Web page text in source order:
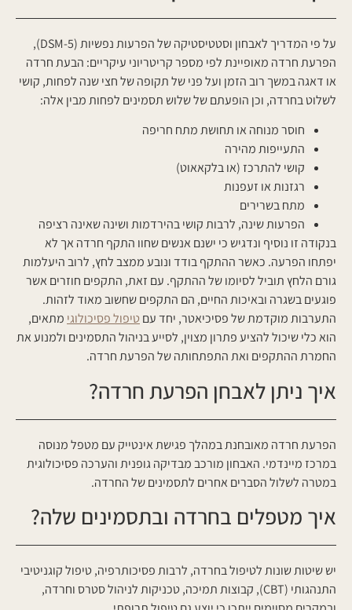
על פי המדריך לאבחון וסטטיסטיקה של הפרעות נפשיות (DSM-5),
הפרעת חרדה מאופיינת לפי מספר קריטריוני עיקריים: הבעת חרדה
או דאגה במשך רוב הזמן ועל פני של תקופה של חצי שנה לפחות, קושי
לשלוט בחרדה, וכן הופעתם של שלוש תסמינים לפחות מבין אלה:
חוסר מנוחה או תחושת מתח חריפה
התעייפות מהירה
קושי להתרכז (או בלקאאוט)
רגזנות או זעפנות
מתח בשרירים
הפרעות שינה, לרבות קושי בהירדמות ושינה שאינה רציפה
בנקודה זו נוסיף ונדגיש כי ישנם אנשים שחוו התקף חרדה אך לא
יפתחו הפרעה. כאשר ההתקף בודד ונובע ממצב לחץ, לרוב היעלמות
גורם הלחץ תוביל לסיומו של ההתקף. עם זאת, התקפים חוזרים אשר
פוגעים בשגרה ובאיכות החיים, הם התקפים שחשוב מאוד לזהות.
התערבות מוקדמת של פסיכיאטר, יחד עם טיפול פסיכולוגי מתאים,
הוא כלי שיכול להציע פתרון מצוין, לסייע בניהול התסמינים ולמנוע את
החמרת ההתקפים ואת התפתחותה של הפרעת חרדה.
איך ניתן לאבחן הפרעת חרדה?
הפרעת חרדה מאובחנת במהלך פגישת אינטייק עם מטפל מנוסה
במרכז מיינדמי. האבחון מורכב מבדיקה גופנית והערכה פסיכולוגית
במטרה לשלול הסברים אחרים לתסמינים של החרדה.
איך מטפלים בחרדה ובתסמינים שלה?
יש שיטות שונות לטיפול בחרדה, לרבות פסיכותרפיה, טיפול קוגניטיבי
התנהגותי (CBT), קבוצות תמיכה, טכניקות לניהול סטרס וחרדה,